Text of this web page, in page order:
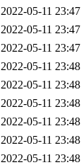
2022-05-11 23:47
2022-05-11 23:47
2022-05-11 23:47
2022-05-11 23:48
2022-05-11 23:48
2022-05-11 23:48
2022-05-11 23:48
2022-05-11 23:48
2022-05-11 23:48